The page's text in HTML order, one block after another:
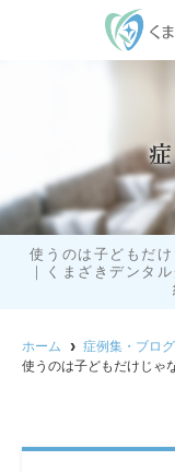
使うのは子どもだ
｜くまざきデンタ
ホーム 症例集・ブログ
使うのは子どもだけじゃ